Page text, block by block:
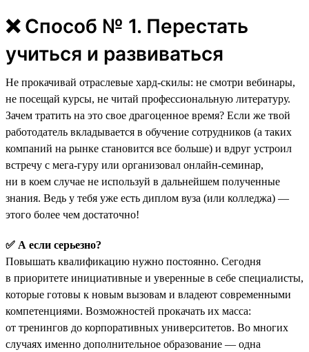
❌ Способ № 1. Перестать
учиться и развиваться
Не прокачивай отраслевые хард-скилы: не смотри вебинары,
не посещай курсы, не читай профессиональную литературу.
Зачем тратить на это свое драгоценное время? Если же твой
работодатель вкладывается в обучение сотрудников (а таких
компаний на рынке становится все больше) и вдруг устроил
встречу с мега-гуру или организовал онлайн-семинар,
ни в коем случае не используй в дальнейшем полученные
знания. Ведь у тебя уже есть диплом вуза (или колледжа) —
этого более чем достаточно!
✅ А если серьезно?
Повышать квалификацию нужно постоянно. Сегодня
в приоритете инициативные и уверенные в себе специалисты,
которые готовы к новым вызовам и владеют современными
компетенциями. Возможностей прокачать их масса:
от тренингов до корпоративных университетов. Во многих
случаях именно дополнительное образование — одна